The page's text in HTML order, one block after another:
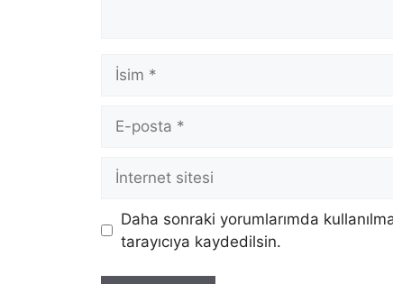
İsim
posta
İnternet
sitesi
Daha sonraki yorumlarımda
tarayıcıya kaydedilsin.